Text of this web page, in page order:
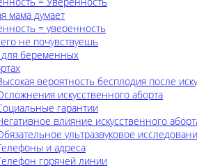
мама думает
= уверенность
не почувствуешь
беременных
вероятность бесплодия после
искусственного аборта
гарантии
влияние искусственного
ультразвуковое
и адреса
горячей линии